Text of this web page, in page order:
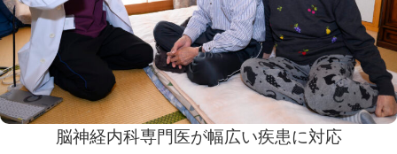
脳神経内科専門医が幅広い疾患に対応